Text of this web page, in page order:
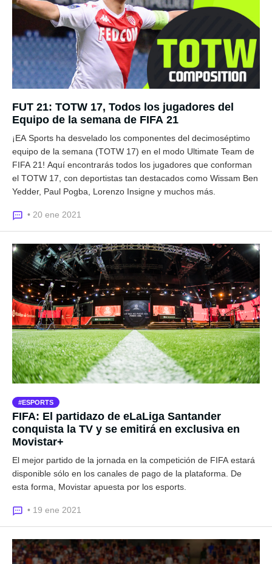
FUT 21: TOTW 17, Todos los jugadores del
Equipo de la semana de FIFA 21
¡EA Sports ha desvelado los componentes del decimoséptimo
equipo de la semana (TOTW 17) en el modo Ultimate Team de
FIFA 21! Aquí encontrarás todos los jugadores que conforman
el TOTW 17, con deportistas tan destacados como Wissam Ben
Yedder, Paul Pogba, Lorenzo Insigne y muchos más.
• 20 ene 2021
ESPORTS
FIFA: El partidazo de eLaLiga Santander
conquista la TV y se emitirá en exclusiva en
Movistar+
El mejor partido de la jornada en la competición de FIFA estará
disponible sólo en los canales de pago de la plataforma. De
esta forma, Movistar apuesta por los esports.
• 19 ene 2021